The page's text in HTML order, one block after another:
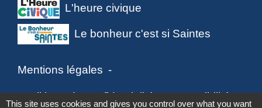
L'heure civique
Le bonheur c'est si Saintes
Mentions légales -
Politique de confidentialité - Accessibilité -
This site uses cookies and gives you control over what you want